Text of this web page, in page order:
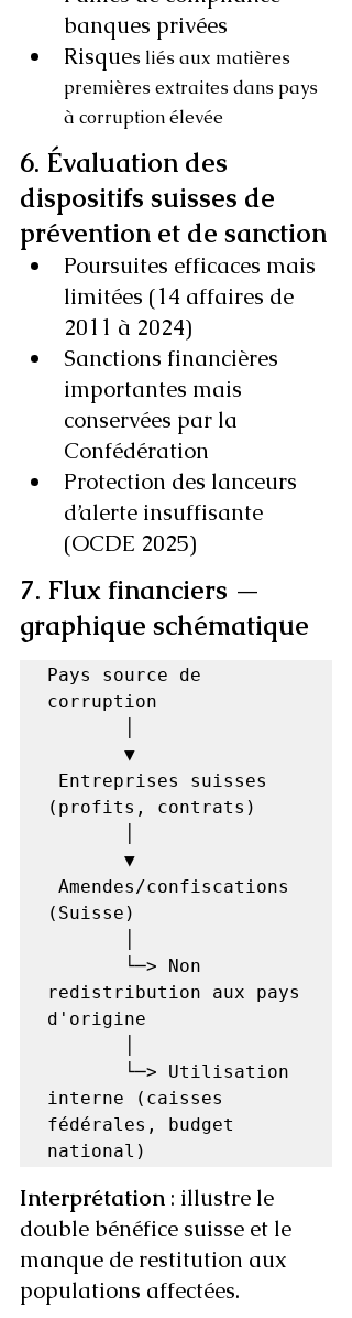
banques privées
Risques liés aux matières
premières extraites dans pays
à corruption élevée
6. Évaluation des
dispositifs suisses de
prévention et de sanction
Poursuites efficaces mais
limitées (14 affaires de
2011 à 2024)
Sanctions financières
importantes mais
conservées par la
Confédération
Protection des lanceurs
d’alerte insuffisante
(OCDE 2025)
7. Flux financiers —
graphique schématique
Pays source de
corruption
(profits, contrats)
(Suisse)
redistribution aux pays
d'origine
interne (caisses
fédérales, budget
Interprétation : illustre le
double bénéfice suisse et le
manque de restitution aux
populations affectées.